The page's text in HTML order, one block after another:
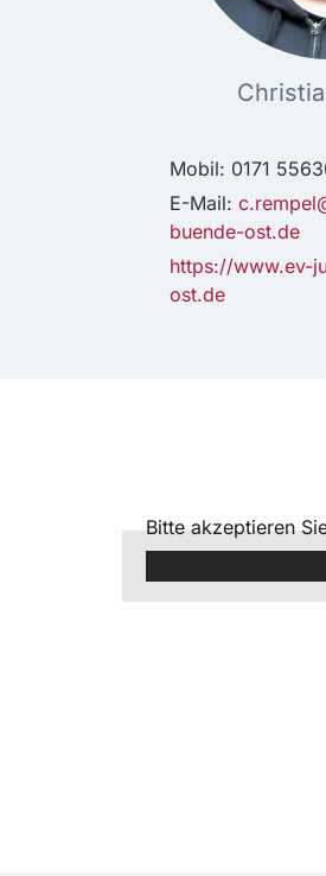
Mobil: 0171
E-Mail:
buende-ost.de
https://www.ev-
ost.de
Bitte akzeptieren